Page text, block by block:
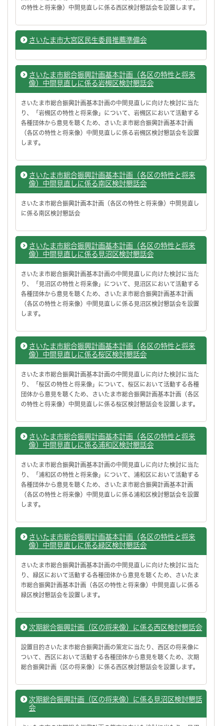
の特性と将来像）中間見直しに係る西区検討懇話会を設置します。
さいたま市大宮区民生委員推薦準備会
さいたま市総合振興計画基本計画（各区の特性と将来
像）中間見直しに係る岩槻区検討懇話会
さいたま市総合振興計画基本計画の中間見直しに向けた検討に当た
り、「岩槻区の特性と将来像」について、岩槻区において活動する
各種団体から意見を聴くため、さいたま市総合振興計画基本計画
（各区の特性と将来像）中間見直しに係る岩槻区検討懇話会を設置
します。
さいたま市総合振興計画基本計画（各区の特性と将来
像）中間見直しに係る南区検討懇話会
さいたま市総合振興計画本計画（各区の特性と将来像）中間見直し
に係る南区検討懇話会
さいたま市総合振興計画基本計画（各区の特性と将来
像）中間見直しに係る見沼区検討懇話会
さいたま市総合振興計画基本計画の中間見直しに向けた検討に当た
り、「見沼区の特性と将来像」について、見沼区において活動する
各種団体から意見を聴くため、さいたま市総合振興計画基本計画
（各区の特性と将来像）中間見直しに係る見沼区検討懇話会を設置
します。
さいたま市総合振興計画基本計画（各区の特性と将来
像）中間見直しに係る桜区検討懇話会
さいたま市総合振興計画基本計画の中間見直しに向けた検討に当た
り、「桜区の特性と将来像」について、桜区において活動する各種
団体から意見を聴くため、さいたま市総合振興計画基本計画（各区
の特性と将来像）中間見直しに係る桜区検討懇話会を設置します。
さいたま市総合振興計画基本計画（各区の特性と将来
像）中間見直しに係る浦和区検討懇話会
さいたま市総合振興計画基本計画の中間見直しに向けた検討に当た
り、「浦和区の特性と将来像」について、浦和区において活動する
各種団体から意見を聴くため、さいたま市総合振興計画基本計画
（各区の特性と将来像）中間見直しに係る浦和区検討懇話会を設置
します。
さいたま市総合振興計画基本計画（各区の特性と将来
像）中間見直しに係る緑区検討懇話会
さいたま市総合振興計画基本計画の中間見直しに向けた検討に当た
り、緑区において活動する各種団体から意見を聴くため、さいたま
市総合振興計画基本計画（各区の特性と将来像）中間見直しに係る
緑区検討懇話会を設置します。
次期総合振興計画（区の将来像）に係る西区検討懇話会
設置目的さいたま市総合振興計画の策定に当たり、西区の将来像に
ついて、西区において活動する各種団体から意見を聴くため、次期
総合振興計画（区の将来像）に係る西区検討懇話会を設置します。
次期総合振興計画（区の将来像）に係る見沼区検討懇話
会